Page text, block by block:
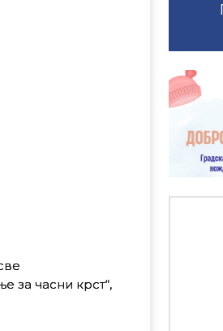
за часни крст“,